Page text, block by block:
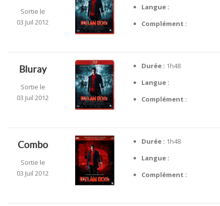
Sortie le
03 Juil 2012
Langue :
Complément :
Bluray
Sortie le
03 Juil 2012
Durée : 1h48
Langue :
Complément :
Combo
Sortie le
03 Juil 2012
Durée : 1h48
Langue :
Complément :